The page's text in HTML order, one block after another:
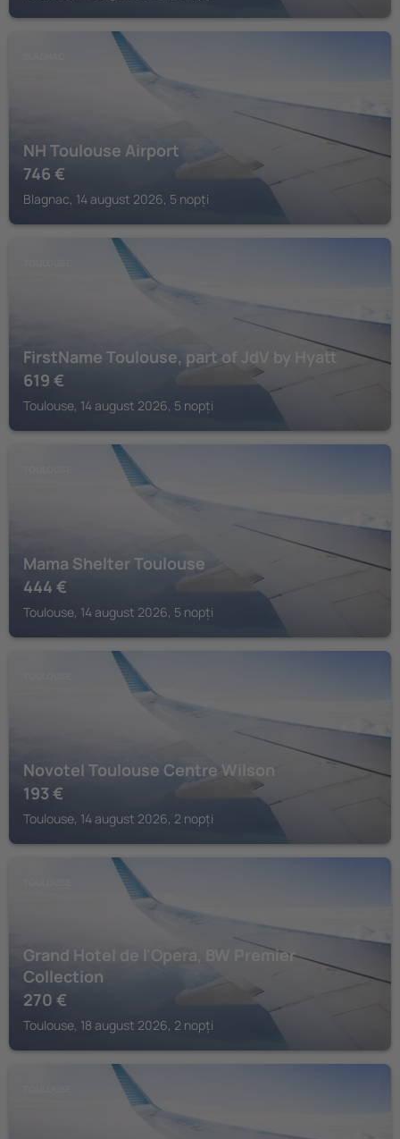
NH Toulouse Airport
746 €
Blagnac, 14 august 2026, 5 nopți
FirstName Toulouse, part of JdV by Hyatt
619 €
Toulouse, 14 august 2026, 5 nopți
Mama Shelter Toulouse
444 €
Toulouse, 14 august 2026, 5 nopți
Novotel Toulouse Centre Wilson
193 €
Toulouse, 14 august 2026, 2 nopți
Grand Hotel de l'Opera, BW Premier
Collection
270 €
Toulouse, 18 august 2026, 2 nopți